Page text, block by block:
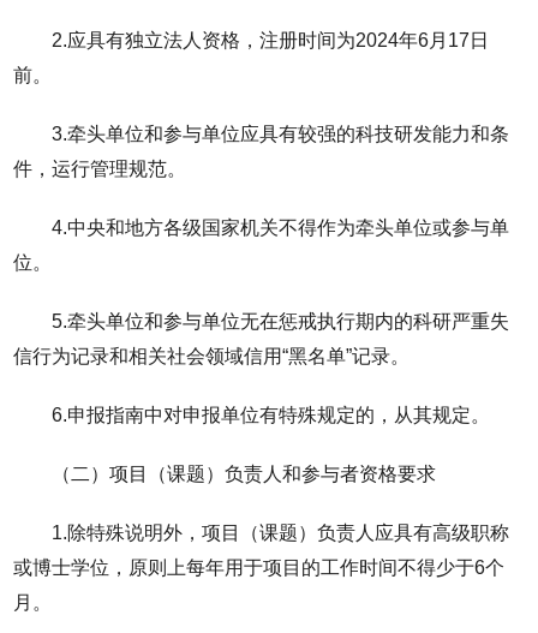
2.应具有独立法人资格，注册时间为2024年6月17日
前。
3.牵头单位和参与单位应具有较强的科技研发能力和条
件，运行管理规范。
4.中央和地方各级国家机关不得作为牵头单位或参与单
位。
5.牵头单位和参与单位无在惩戒执行期内的科研严重失
信行为记录和相关社会领域信用“黑名单”记录。
6.申报指南中对申报单位有特殊规定的，从其规定。
（二）项目（课题）负责人和参与者资格要求
1.除特殊说明外，项目（课题）负责人应具有高级职称
或博士学位，原则上每年用于项目的工作时间不得少于6个
月。